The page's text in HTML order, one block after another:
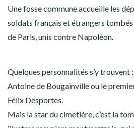
Une fosse commune accueille les
soldats français et étrangers
de Paris, unis contre Napoléon.
Quelques personnalités s’y trouvent
Antoine de Bougainville ou le
Félix Desportes.
Mais la star du cimetière, c’est la